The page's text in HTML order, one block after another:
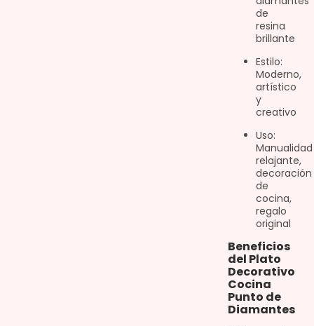
de
resina
brillante
Estilo:
Moderno,
artístico
y
creativo
Uso:
Manualidad
relajante,
decoración
de
cocina,
regalo
original
Beneficios
del Plato
Decorativo
Cocina
Punto de
Diamantes